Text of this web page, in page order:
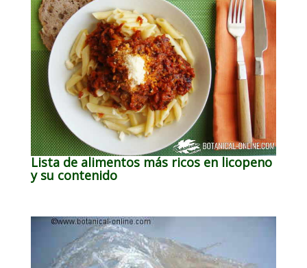
Lista de alimentos más ricos en licopeno
y su contenido